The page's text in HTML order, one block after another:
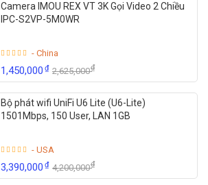
Camera IMOU REX VT 3K Gọi Video 2 Chiều
IPC-S2VP-5M0WR
- China
1,450,000₫ 2,625,000₫
Bộ phát wifi UniFi U6 Lite (U6-Lite)
1501Mbps, 150 User, LAN 1GB
- USA
3,390,000₫ 4,200,000₫